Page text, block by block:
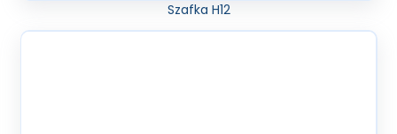
Szafka H12